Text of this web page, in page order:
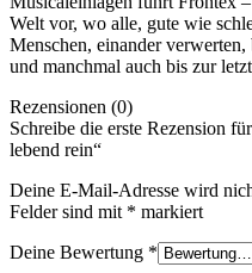
Welt vor, wo alle, gute wie
Menschen, einander
und manchmal auch bis zur
Rezensionen (0)
Schreibe die erste Rezension
lebend rein“
Deine E-Mail-Adresse wird
Felder sind mit * markiert
Deine Bewertung *